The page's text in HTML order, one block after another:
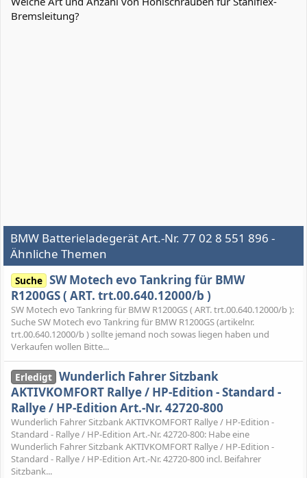
n
:
Bremsleitung?
BMW Batterieladegerät Art.-Nr. 77 02 8 551 896 -
Ähnliche Themen
Suche SW Motech evo Tankring für BMW
R1200GS ( ART. trt.00.640.12000/b )
SW Motech evo Tankring für BMW R1200GS ( ART. trt.00.640.12000/b ):
Suche SW Motech evo Tankring für BMW R1200GS (artikelnr.
trt.00.640.12000/b ) sollte jemand noch sowas liegen haben und
Verkaufen wollen Bitte...
Erledigt Wunderlich Fahrer Sitzbank
AKTIVKOMFORT Rallye / HP-Edition - Standard -
Rallye / HP-Edition Art.-Nr. 42720-800
Wunderlich Fahrer Sitzbank AKTIVKOMFORT Rallye / HP-Edition -
Standard - Rallye / HP-Edition Art.-Nr. 42720-800: Habe eine
Wunderlich Fahrer Sitzbank AKTIVKOMFORT Rallye / HP-Edition -
Standard - Rallye / HP-Edition Art.-Nr. 42720-800 incl. Beifahrer
Sitzbank...